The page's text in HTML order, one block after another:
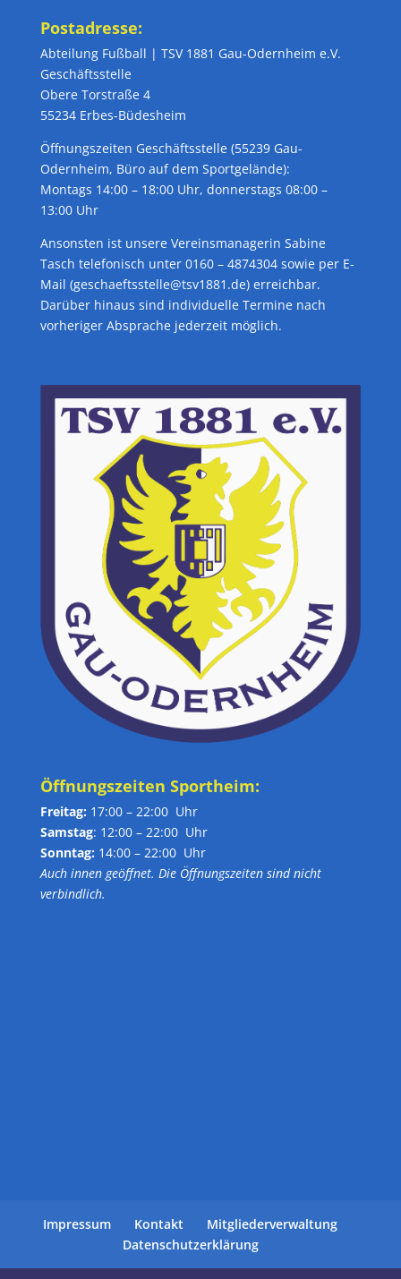
Postadresse:
Abteilung Fußball | TSV 1881 Gau-Odernheim e.V.
Geschäftsstelle
Obere Torstraße 4
55234 Erbes-Büdesheim
Öffnungszeiten Geschäftsstelle (55239 Gau-
Odernheim, Büro auf dem Sportgelände):
Montags 14:00 – 18:00 Uhr, donnerstags 08:00 –
13:00 Uhr
Ansonsten ist unsere Vereinsmanagerin Sabine
Tasch telefonisch unter 0160 – 4874304 sowie per E-
Mail (geschaeftsstelle@tsv1881.de) erreichbar.
Darüber hinaus sind individuelle Termine nach
vorheriger Absprache jederzeit möglich.
Öffnungszeiten Sportheim:
Freitag: 17:00 – 22:00 Uhr
Samstag: 12:00 – 22:00 Uhr
Sonntag: 14:00 – 22:00 Uhr
Auch innen geöffnet. Die Öffnungszeiten sind nicht
verbindlich.
Impressum Kontakt
Mitgliederverwaltung
Datenschutzerklärung